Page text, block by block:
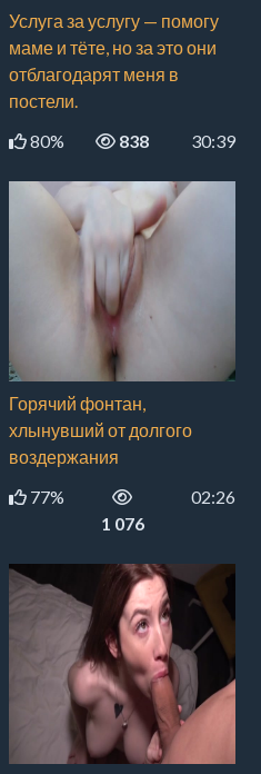
Услуга за услугу — помогу
маме и тёте, но за это они
отблагодарят меня в
постели.
80%
838 30:39
Горячий фонтан,
хлынувший от долгого
воздержания
77%
1 076
02:26